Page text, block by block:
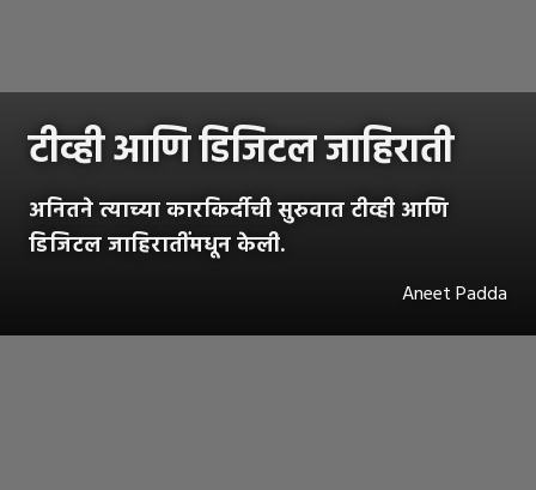
टीव्ही आणि डिजिटल जाहिराती
अनितने त्याच्या कारकिर्दीची सुरुवात टीव्ही आणि
डिजिटल जाहिरातींमधून केली.
Aneet Padda